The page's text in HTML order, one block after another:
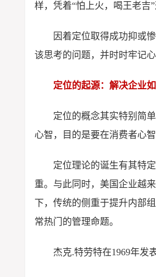
样，凭着“怕上火，喝王老吉
因着定位取得成功抑或
该思考的问题，并时时牢记心
定位的起源：解决企业
定位的概念其实特别简
心智，目的是要在消费者心
定位理论的诞生有其特
重。与此同时，美国企业越
下，传统的侧重于提升内部
常热门的管理命题。
杰克.特劳特在1969年发